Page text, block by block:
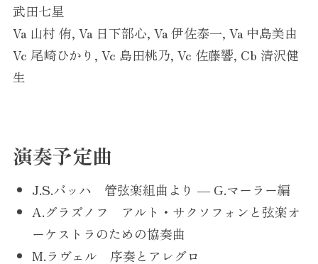
武田七星
Va 山村 侑, Va 日下部心, Va 伊佐泰一, Va 中島美由
Vc 尾崎ひかり, Vc 島田桃乃, Vc 佐藤響, Cb 清沢健
生
演奏予定曲
J.S.バッハ 管弦楽組曲より ― G.マーラー編
A.グラズノフ アルト・サクソフォンと弦楽オ
ーケストラのための協奏曲
M.ラヴェル 序奏とアレグロ